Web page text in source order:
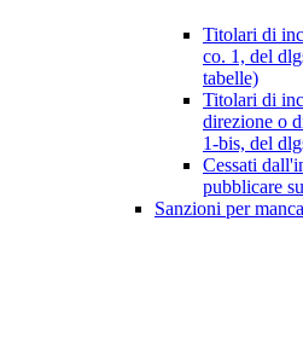
Titolari di
co. 1, del
tabelle)
Titolari di
direzione o
1-bis, del
Cessati
pubblicare
Sanzioni per